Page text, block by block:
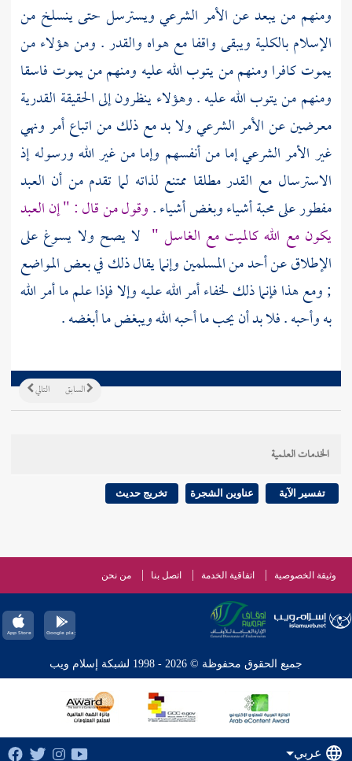
ومنهم من يبعد عن الأمر الشرعي ويسترسل حتى ينسلخ من
الإسلام بالكلية ويبقى واقفا مع هواه والقدر . ومن هؤلاء من
يموت كافرا ومنهم من يتوب الله عليه ومنهم من يموت فاسقا
ومنهم من يتوب الله عليه . وهؤلاء ينظرون إلى الحقيقة القدرية
معرضين عن الأمر الشرعي ولا بد مع ذلك من اتباع أمر ونهي
غير الأمر الشرعي إما من أنفسهم وإما من غير الله ورسوله إذ
الاسترسال مع القدر مطلقا ممتنع لذاته لما تقدم من أن العبد
مفطور على محبة أشياء وبغض أشياء .وقول من قال : " إن العبد
يكون مع الله كالميت مع الغاسل " لا يصح ولا يسوغ على
الإطلاق عن أحد من المسلمين وإنما يقال ذلك في بعض المواضع
; ومع هذا فإنما ذلك لخفاء أمر الله عليه وإلا فإذا علم ما أمر الله
به وأحبه . فلا بد أن يحب ما أحبه الله ويبغض ما أبغضه .
التالي السابق
الخدمات العلمية
تفسير الآية عناوين الشجرة تخريج حديث
وثيقة الخصوصية اتفاقية الخدمة اتصل بنا من نحن
جميع الحقوق محفوظة © 2026 - 1998 لشبكة إسلام ويب
عربي